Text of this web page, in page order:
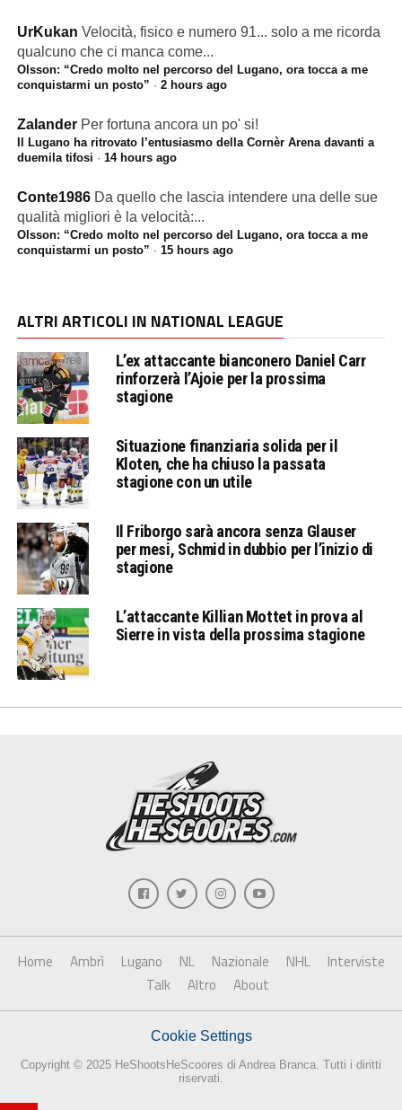
UrKukan Velocità, fisico e numero 91... solo a me ricorda
qualcuno che ci manca come...
Olsson: “Credo molto nel percorso del Lugano, ora tocca a me
conquistarmi un posto” · 2 hours ago
Zalander Per fortuna ancora un po' si!
Il Lugano ha ritrovato l’entusiasmo della Cornèr Arena davanti a
duemila tifosi · 14 hours ago
Conte1986 Da quello che lascia intendere una delle sue
qualità migliori è la velocità:...
Olsson: “Credo molto nel percorso del Lugano, ora tocca a me
conquistarmi un posto” · 15 hours ago
ALTRI ARTICOLI IN NATIONAL LEAGUE
L’ex attaccante bianconero Daniel Carr
rinforzerà l’Ajoie per la prossima
stagione
Situazione finanziaria solida per il
Kloten, che ha chiuso la passata
stagione con un utile
Il Friborgo sarà ancora senza Glauser
per mesi, Schmid in dubbio per l’inizio di
stagione
L’attaccante Killian Mottet in prova al
Sierre in vista della prossima stagione
Home Ambrì Lugano NL Nazionale NHL
Interviste
Talk
Altro About
Cookie Settings
Copyright © 2025 HeShootsHeScoores di Andrea Branca. Tutti i diritti
riservati.